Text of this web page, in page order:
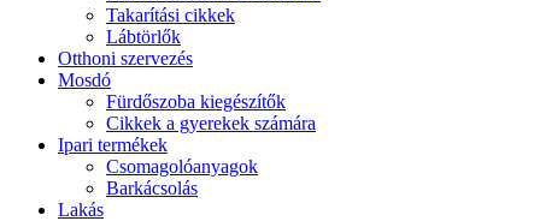
Takarítási cikkek
Lábtörlők
Otthoni szervezés
Mosdó
Fürdőszoba kiegészítők
Cikkek a gyerekek számára
Ipari termékek
Csomagolóanyagok
Barkácsolás
Lakás